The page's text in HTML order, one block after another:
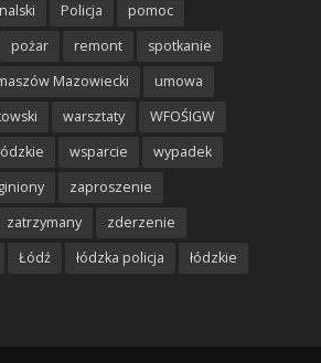
Policja
pomoc
pożar remont
spotkanie
Mazowiecki
umowa
warsztaty
WFOŚIGW
wsparcie
wypadek
zaproszenie
zatrzymany
zderzenie
Łódź łódzka policja
łódzkie